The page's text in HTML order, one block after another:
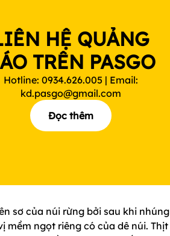
HỆ QUẢNG
TRÊN PASGO
Hotline: 0934.626.005 | Email:
kd.pasgo@gmail.com
Đọc thêm
sơ của núi rừng bởi sau khi nhúng
mềm ngọt riêng có của dê núi. Thịt